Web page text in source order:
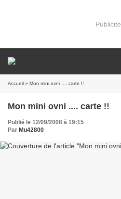
Publicité
Accueil » Mon mini ovni .... carte !!
Mon mini ovni .... carte !!
Publié le 12/09/2008 à 19:15
Par Mu42800